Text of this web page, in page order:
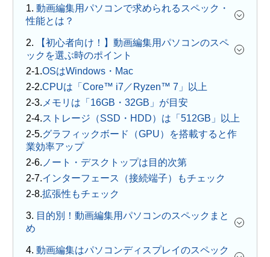
1. 動画編集用パソコンで求められるスペック・
性能とは？
2.
【初心者向け！】動画編集用パソコンのスペ
ックを選ぶ時のポイント
OSはWindows・Mac
CPUは「Core™ i7／Ryzen™ 7」以上
メモリは「16GB・32GB」が目安
ストレージ（SSD・HDD）は「512GB」以上
グラフィックボード（GPU）を搭載すると作
業効率アップ
ノート・デスクトップは目的次第
インターフェース（接続端子）もチェック
拡張性もチェック
3. 目的別！動画編集用パソコンのスペックまと
め
4. 動画編集はパソコンディスプレイのスペック